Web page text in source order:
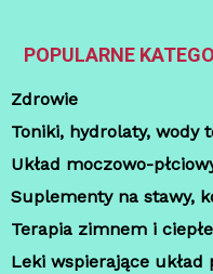
POPULARNE
Zdrowie
Toniki, hydrolaty, wody
Układ moczowo-
Suplementy na stawy,
Terapia zimnem i
Leki wspierające układ